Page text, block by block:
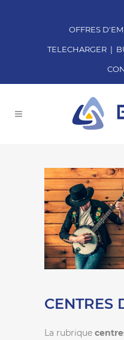
OFFRES
TELECHARGER|
CENTRES
La rubrique